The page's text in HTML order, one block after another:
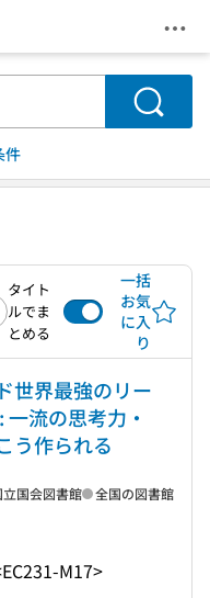
メ
検索
件
タイト
ルでま
とめる
一括
お気
に入
り
世界最強のリー
流の思考力・
う作られる
M17>
立国会図書館 全国の図書館